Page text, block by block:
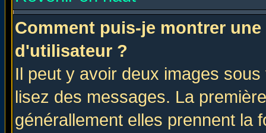
Comment puis-je montrer
d'utilisateur ?
Il peut y avoir deux images
lisez des messages. La
générallement elles prennent la